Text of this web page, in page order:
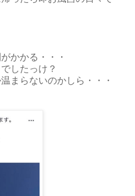
かかる・・・
したっけ？
まらないのかしら・・・